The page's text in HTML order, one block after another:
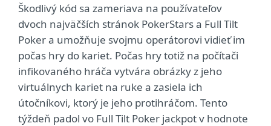
Škodlivý kód sa zameriava na používateľov
dvoch najväčších stránok PokerStars a Full Tilt
Poker a umožňuje svojmu operátorovi vidieť im
počas hry do kariet. Počas hry totiž na počítači
infikovaného hráča vytvára obrázky z jeho
virtuálnych kariet na ruke a zasiela ich
útočníkovi, ktorý je jeho protihráčom. Tento
týždeň padol vo Full Tilt Poker jackpot v hodnote